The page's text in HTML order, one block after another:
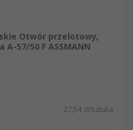
Otwór przelotowy,
57/50 F ASSMANN
27,54 zł/sztuka